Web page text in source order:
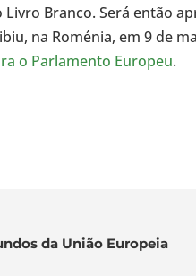
Branco. Será então
na Roménia, em 9 de
o Parlamento Europeu.
da União Europeia